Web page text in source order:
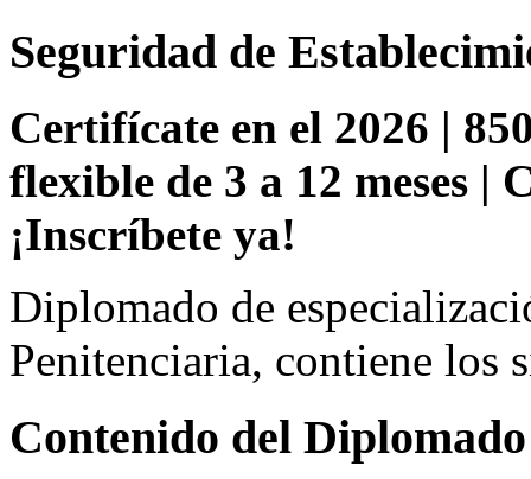
Seguridad de
Certifícate en el 2026 |
flexible de 3 a 12 meses |
¡Inscríbete ya!
Diplomado de
Penitenciaria, contiene los
Contenido del